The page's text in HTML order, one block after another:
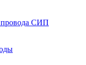
провода СИП